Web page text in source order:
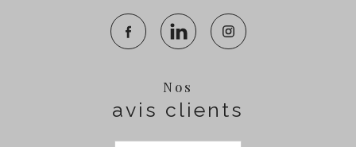
Nos
avis clients